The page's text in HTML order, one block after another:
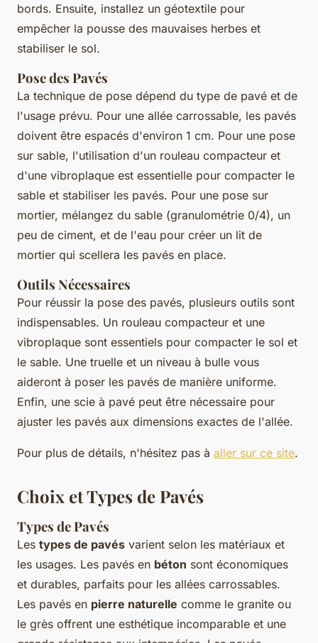
bords. Ensuite, installez un géotextile pour
empêcher la pousse des mauvaises herbes et
stabiliser le sol.
Pose des Pavés
La technique de pose dépend du type de pavé et de
l'usage prévu. Pour une allée carrossable, les pavés
doivent être espacés d'environ 1 cm. Pour une pose
sur sable, l'utilisation d'un rouleau compacteur et
d'une vibroplaque est essentielle pour compacter le
sable et stabiliser les pavés. Pour une pose sur
mortier, mélangez du sable (granulométrie 0/4), un
peu de ciment, et de l'eau pour créer un lit de
mortier qui scellera les pavés en place.
Outils Nécessaires
Pour réussir la pose des pavés, plusieurs outils sont
indispensables. Un rouleau compacteur et une
vibroplaque sont essentiels pour compacter le sol et
le sable. Une truelle et un niveau à bulle vous
aideront à poser les pavés de manière uniforme.
Enfin, une scie à pavé peut être nécessaire pour
ajuster les pavés aux dimensions exactes de l'allée.
Pour plus de détails, n'hésitez pas à aller sur ce site.
Choix et Types de Pavés
Types de Pavés
Les types de pavés varient selon les matériaux et
les usages. Les pavés en béton sont économiques
et durables, parfaits pour les allées carrossables.
Les pavés en pierre naturelle comme le granite ou
le grès offrent une esthétique incomparable et une